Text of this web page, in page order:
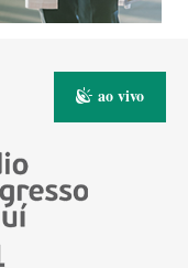
ao vivo